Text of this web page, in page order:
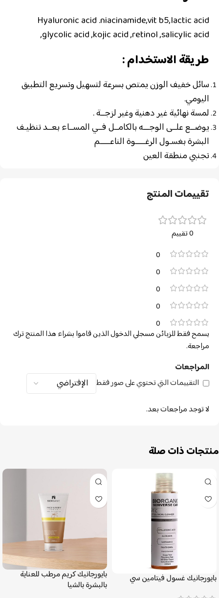
Hyaluronic acid .niacinamide,vit b5,lactic acid
,glycolic acid ,kojic acid ,retinol ,salicylic acid
طريقة الاستخدام :
سائل خفيف الوزن يمتص بسرعة لتسهيل وتسريع التطبيق
اليومي.
لمسة نهائية غير دهنية وغير لزجــة .
يوضــع علــى الوجـــهبالكامــل فــي المســاء بعــد تنظيـف
البشرة بغسـولالرغـــــوة الناعـــــم
تجنبي منطقة العين
تقييمات المنتج
0 تقييم
0
0
0
0
0
المراجعات
التقييمات التي تحتوي على صور فقط
لا توجد مراجعات بعد.
يسمح فقط للزبائن مسجلي الدخول الذين قاموا بشراء هذا المنتج ترك
مراجعة.
منتجات ذات صلة
بايورجانيك غسول فيتامين سي
بايورجانيك كريم مرطب للعناية
بالبشرة بالشيا